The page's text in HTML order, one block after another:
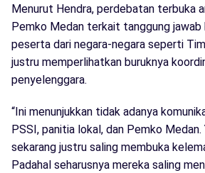
Menurut Hendra, perdebatan terbuka
Pemko Medan terkait tanggung
peserta dari negara-negara seperti
justru memperlihatkan buruknya
penyelenggara.
“Ini menunjukkan tidak adanya
PSSI, panitia lokal, dan Pemko Medan.
sekarang justru saling membuka
Padahal seharusnya mereka saling